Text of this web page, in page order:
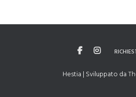
Hestia | Sviluppato da